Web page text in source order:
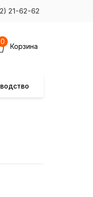
21-62-62
Корзина
0